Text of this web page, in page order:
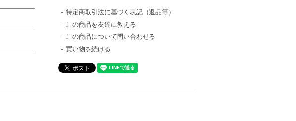
特定商取引法に基づく表記（返品等）
この商品を友達に教える
この商品について問い合わせる
買い物を続ける